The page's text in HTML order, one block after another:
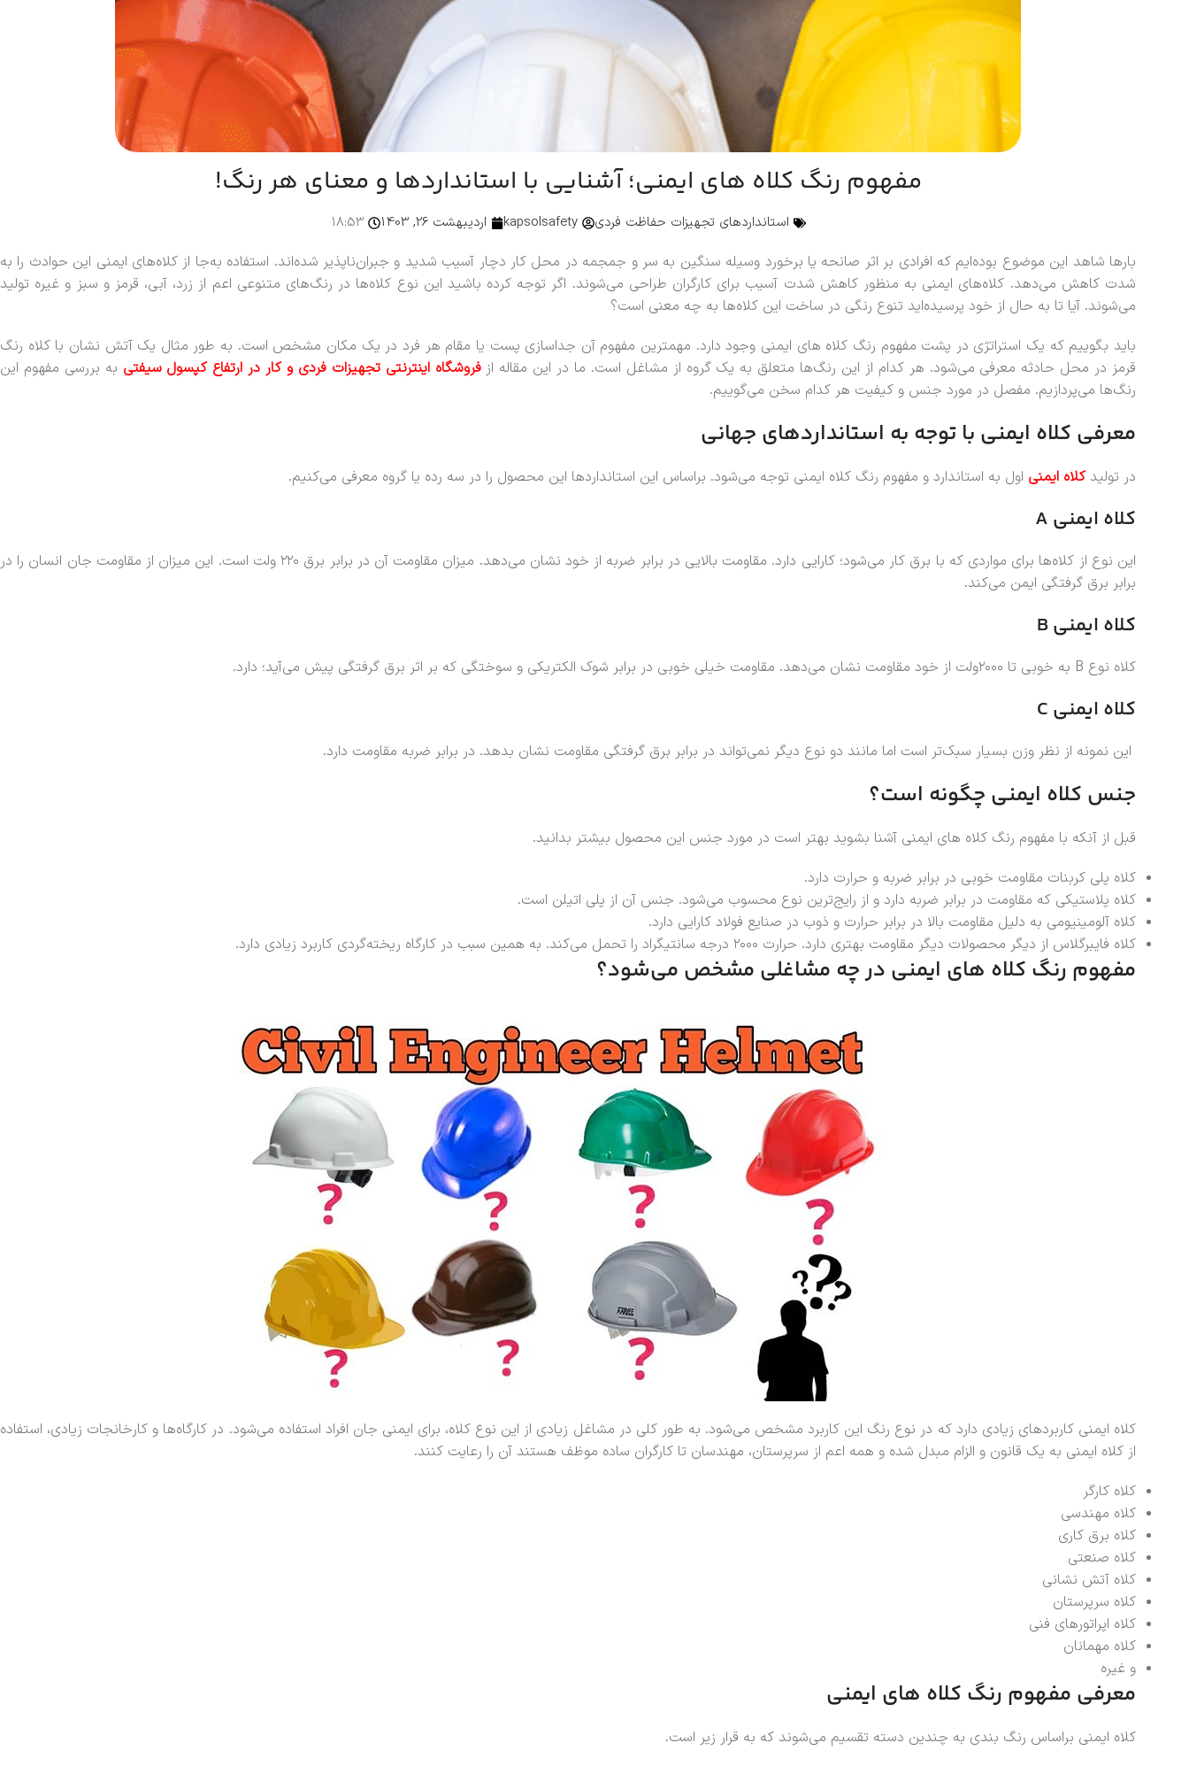
مفهوم رنگ کلاه های ایمنی؛ آشنایی با استانداردها و معنای هر رنگ!
استانداردهای تجهیزات حفاظت فردی kapsolsafety اردیبهشت 26, 1403 18:53
بارها شاهد این موضوع بوده‌ایم که افرادی بر اثر صانحه یا برخورد وسیله سنگین به سر و جمجمه در محل کار دچار آسیب شدید و جبران‌ناپذیر شده‌اند. استفاده به‌جا از کلاه‌های ایمنی این حوادث را به
شدت کاهش می‌دهد. کلاه‌های ایمنی به منظور کاهش شدت آسیب برای کارگران طراحی می‌شوند. اگر توجه کرده باشید این نوع کلاه‌ها در رنگ‌های متنوعی اعم از زرد، آبی، قرمز و سبز و غیره تولید
می‌شوند. آیا تا به حال از خود پرسیده‌اید تنوع رنگی در ساخت این کلاه‌ها به چه معنی است؟
باید بگوییم که یک استراتژی در پشت مفهوم رنگ کلاه های ایمنی وجود دارد. مهمترین مفهوم آن جداسازی پست یا مقام هر فرد در یک مکان مشخص است. به طور مثال یک آتش نشان با کلاه رنگ
قرمز در محل حادثه معرفی می‌شود. هر کدام از این رنگ‌ها متعلق به یک گروه از مشاغل است. ما در این مقاله ازفروشگاه اینترنتی تجهیزات فردی و کار در ارتفاع کپسول سیفتی به بررسی مفهوم این
رنگ‌ها می‌پردازیم. مفصل در مورد جنس و کیفیت هر کدام سخن می‌گوییم.
معرفی کلاه ایمنی با توجه به استانداردهای جهانی
در تولیدکلاه ایمنی اول به استاندارد و مفهوم رنگ کلاه ایمنی توجه می‌شود‌. براساس این استانداردها این محصول را در سه رده یا گروه معرفی می‌کنیم.
کلاه ایمنی A
این نوع از کلاه‌ها برای مواردی که با برق کار می‌شود؛ کارایی دارد. مقاومت بالایی در برابر ضربه از خود نشان می‌دهد. میزان مقاومت آن در برابر برق ۲۲۰ ولت است. این میزان از مقاومت جان انسان را در
برابر برق گرفتگی ایمن می‌کند.
کلاه ایمنیB
کلاه نوع B به خوبی تا ۲۰۰۰ولت از خود مقاومت نشان می‌دهد. مقاومت خیلی خوبی در برابر شوک الکتریکی و سوختگی که بر اثر برق گرفتگی پیش می‌آید؛ دارد.
کلاه ایمنی C
این نمونه از نظر وزن بسیار سبک‌تر است اما مانند دو نوع دیگر نمی‌تواند در برابر برق گرفتگی مقاومت نشان بدهد. در برابر ضربه مقاومت دارد.
جنس کلاه ایمنی چگونه است؟
قبل از آنکه با مفهوم رنگ کلاه های ایمنی آشنا بشوید بهتر است در مورد جنس این محصول بیشتر بدانید.
کلاه پلی کربنات مقاومت خوبی در برابر ضربه و حرارت دارد.
کلاه پلاستیکی که مقاومت در برابر ضربه دارد و از رایج‌ترین نوع محسوب می‌شود. جنس آن از پلی اتیلن است.
کلاه آلومینیومی به دلیل مقاومت بالا در برابر حرارت و ذوب در صنایع فولاد کارایی دارد.
کلاه فایبرگلاس از دیگر محصولات دیگر مقاومت بهتری دارد. حرارت ۲۰۰۰ درجه سانتیگراد را تحمل می‌کند. به همین سبب در کارگاه ریخته‌گردی کاربرد زیادی دارد.
مفهوم رنگ کلاه های ایمنی در چه مشاغلی مشخص می‌شود؟
کلاه ایمنی کاربردهای زیادی دارد که در نوع رنگ‌ این کاربرد مشخص می‌شود. به طور کلی در مشاغل زیادی از این نوع کلاه، برای ایمنی جان افراد استفاده می‌شود. در کارگاه‌ها و کارخانجات زیادی، استفاده
از کلاه ایمنی به یک قانون و الزام مبدل شده و همه اعم از سرپرستان، مهندسان تا کارگران ساده موظف هستند آن را رعایت کنند.
کلاه کارگر
کلاه مهندسی
کلاه برق کاری
کلاه صنعتی
کلاه آتش نشانی
کلاه سرپرستان
کلاه اپراتورهای فنی
کلاه مهمانان
و غیره
معرفی مفهوم رنگ کلاه‌ های ایمنی
کلاه ایمنی براساس رنگ بندی به چندین دسته تقسیم می‌شوند که به قرار زیر است.